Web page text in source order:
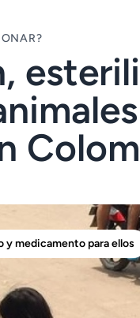
y medicamento para ellos